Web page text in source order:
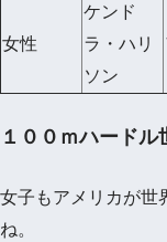
女性
ケンド
ラ・ハリ
ソン
１００ｍハードル
女子もアメリカが世
ね。